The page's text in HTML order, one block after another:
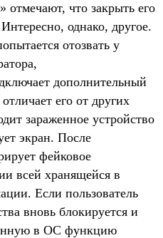
отмечают, что закрыть его
однако, другое.
отозвать у
дополнительный
его от других
зараженное устройство
экран. После
фейковое
всей хранящейся в
Если пользователь
вновь блокируется и
в ОС функцию